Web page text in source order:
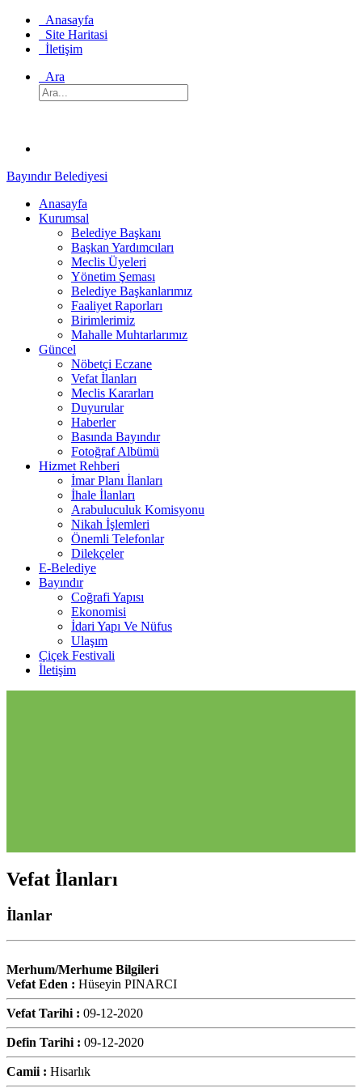
Anasayfa
Site Haritasi
İletişim
Ara
Bayındır Belediyesi
Anasayfa
Kurumsal
Belediye Başkanı
Başkan Yardımcıları
Meclis Üyeleri
Yönetim Şeması
Belediye Başkanlarımız
Faaliyet Raporları
Birimlerimiz
Mahalle Muhtarlarımız
Güncel
Nöbetçi Eczane
Vefat İlanları
Meclis Kararları
Duyurular
Haberler
Basında Bayındır
Fotoğraf Albümü
Hizmet Rehberi
İmar Planı İlanları
İhale İlanları
Arabuluculuk Komisyonu
Nikah İşlemleri
Önemli Telefonlar
Dilekçeler
E-Belediye
Bayındır
Coğrafi Yapısı
Ekonomisi
İdari Yapı Ve Nüfus
Ulaşım
Çiçek Festivali
İletişim
Vefat İlanları
İlanlar
Merhum/Merhume Bilgileri
Vefat Eden : Hüseyin PINARCI
Vefat Tarihi : 09-12-2020
Defin Tarihi : 09-12-2020
Camii : Hisarlık